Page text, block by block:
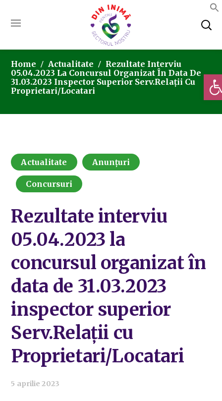
Home Actualitate
Rezultate Interviu
05.04.2023 La Concursul Organizat În Data De
31.03.2023 Inspector Superior Serv.Relații Cu
Proprietari/Locatari
Actualitate Anunțuri
Concursuri
Rezultate interviu
05.04.2023 la
concursul organizat în
data de 31.03.2023
inspector superior
Serv.Relații cu
Proprietari/Locatari
5 aprilie 2023